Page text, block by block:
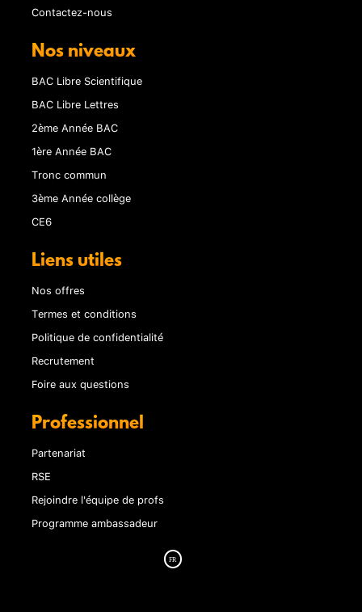
Contactez-nous
Nos niveaux
BAC Libre Scientifique
BAC Libre Lettres
2ème Année BAC
1ère Année BAC
Tronc commun
3ème Année collège
CE6
Liens utiles
Nos offres
Termes et conditions
Politique de confidentialité
Recrutement
Foire aux questions
Professionnel
Partenariat
RSE
Rejoindre l'équipe de profs
Programme ambassadeur